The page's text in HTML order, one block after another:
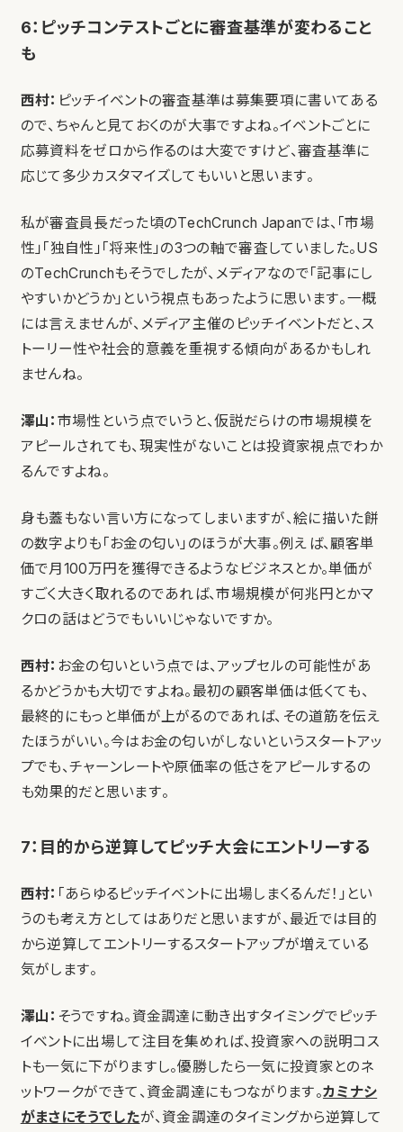
6：ピッチコンテストごとに審査基準が変わること
も
西村： ピッチイベントの審査基準は募集要項に書いてある
ので、ちゃんと見ておくのが大事ですよね。イベントごとに
応募資料をゼロから作るのは大変ですけど、審査基準に
応じて多少カスタマイズしてもいいと思います。
私が審査員長だった頃のTechCrunch Japanでは、「市場
性」「独自性」「将来性」の3つの軸で審査していました。US
のTechCrunchもそうでしたが、メディアなので「記事にし
やすいかどうか」という視点もあったように思います。一概
には言えませんが、メディア主催のピッチイベントだと、ス
トーリー性や社会的意義を重視する傾向があるかもしれ
ませんね。
澤山： 市場性という点でいうと、仮説だらけの市場規模を
アピールされても、現実性がないことは投資家視点でわか
るんですよね。
身も蓋もない言い方になってしまいますが、絵に描いた餅
の数字よりも「お金の匂い」のほうが大事。例えば、顧客単
価で月100万円を獲得できるようなビジネスとか。単価が
すごく大きく取れるのであれば、市場規模が何兆円とかマ
クロの話はどうでもいいじゃないですか。
西村： お金の匂いという点では、アップセルの可能性があ
るかどうかも大切ですよね。最初の顧客単価は低くても、
最終的にもっと単価が上がるのであれば、その道筋を伝え
たほうがいい。今はお金の匂いがしないというスタートアッ
プでも、チャーンレートや原価率の低さをアピールするの
も効果的だと思います。
7：目的から逆算してピッチ大会にエントリーする
西村： 「あらゆるピッチイベントに出場しまくるんだ！」とい
うのも考え方としてはありだと思いますが、最近では目的
から逆算してエントリーするスタートアップが増えている
気がします。
澤山： そうですね。資金調達に動き出すタイミングでピッチ
イベントに出場して注目を集めれば、投資家への説明コス
トも一気に下がりますし。優勝したら一気に投資家とのネ
ットワークができて、資金調達にもつながります。カミナシ
がまさにそうでしたが、資金調達のタイミングから逆算して